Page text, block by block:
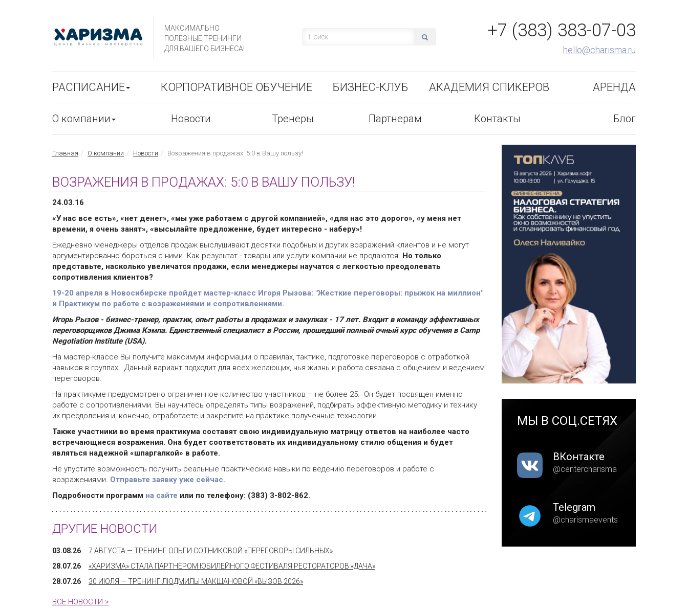
МАКСИМАЛЬНО
ПОЛЕЗНЫЕ ТРЕНИНГИ
ДЛЯ ВАШЕГО БИЗНЕСА!
+7 (383) 383-07-03
hello@charisma.ru
РАСПИСАНИЕ КОРПОРАТИВНОЕ ОБУЧЕНИЕ БИЗНЕС-КЛУБ АКАДЕМИЯ СПИКЕРОВ АРЕНДА
О компании Новости Тренеры Партнерам Контакты Блог
Главная О компании Новости Возражения в продажах: 5:0 в Вашу пользу!
ВОЗРАЖЕНИЯ В ПРОДАЖАХ: 5:0 В ВАШУ ПОЛЬЗУ!
24.03.16
«У нас все есть», «нет денег», «мы уже работаем с другой компанией», «для нас это дорого», «у меня нет
времени, я очень занят», «высылайте предложение, будет интересно - наберу»!
Ежедневно менеджеры отделов продаж выслушивают десятки подобных и других возражений клиентов и не могут
аргументированно бороться с ними. Как результат - товары или услуги компании не продаются. Но только
представьте, насколько увеличатся продажи, если менеджеры научатся с легкостью преодолевать
сопротивления клиентов?
19-20 апреля в Новосибирске пройдет мастер-класс Игоря Рызова: "Жесткие переговоры: прыжок на миллион"
и Практикум по работе с возражениями и сопротивлениями.
Игорь Рызов - бизнес-тренер, практик, опыт работы в продажах и закупках - 17 лет. Входит в команду эффективных
переговорщиков Джима Кэмпа. Единственный специалист в России, прошедший полный очный курс обучения в Camp
Negotiation Institute (USA).
На мастер-классе Вы получите максимум информации о правилах, тактике, подготовке переговоров с отработкой
навыков в группах. Данный вариант подходит для всех желающих, чья жизнь и работа связана с общением и ведением
переговоров.
На практикуме предусмотрено ограниченное количество участников – не более 25. Он будет посвящен именно
работе с сопротивлениями. Вы научитесь определять типы возражений, подбирать эффективную методику и технику
их преодоления и, конечно, отработаете и закрепите на практике полученные технологии.
Также участники во время практикума составят свою индивидуальную матрицу ответов на наиболее часто
встречающиеся возражения. Она будет соответствовать их индивидуальному стилю общения и будет
являться надежной «шпаргалкой» в работе.
Не упустите возможность получить реальные практические навыки по ведению переговоров и работе с
возражениями. Отправьте заявку уже сейчас.
Подробности программ на сайте или по телефону: (383) 3-802-862.
ДРУГИЕ НОВОСТИ
03.08.26
7 АВГУСТА — ТРЕНИНГ ОЛЬГИ СОТНИКОВОЙ «ПЕРЕГОВОРЫ СИЛЬНЫХ»
28.07.26
«ХАРИЗМА» СТАЛА ПАРТНЁРОМ ЮБИЛЕЙНОГО ФЕСТИВАЛЯ РЕСТОРАТОРОВ «ДАЧА»
28.07.26
30 ИЮЛЯ — ТРЕНИНГ ЛЮДМИЛЫ МАКШАНОВОЙ «ВЫЗОВ 2026»
ВСЕ НОВОСТИ >
МЫ В СОЦ.СЕТЯХ
ВКонтакте
@centercharisma
Telegram
@charismaevents